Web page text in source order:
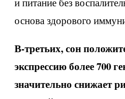
основа здорового
В-третьих, сон
экспрессию более 700
значительно снижает